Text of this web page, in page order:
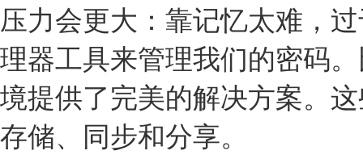
压力会更大：靠记忆太难，
理器工具来管理我们的密码
境提供了完美的解决方案。
存储、同步和分享。